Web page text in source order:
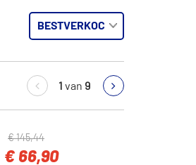
1 van 9
€ 145,44
€ 66,90